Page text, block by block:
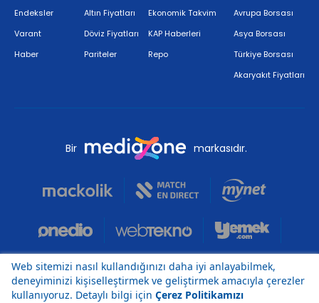
Endeksler
Varant
Haber
Altın Fiyatları
Döviz Fiyatları
Pariteler
Ekonomik Takvim
KAP Haberleri
Repo
Avrupa Borsası
Asya Borsası
Türkiye Borsası
Akaryakıt Fiyatları
Bir markasıdır.